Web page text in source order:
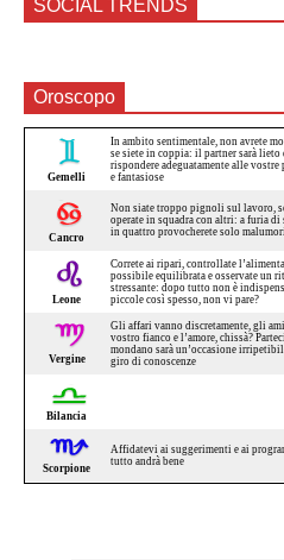
SOCIAL TRENDS
Oroscopo